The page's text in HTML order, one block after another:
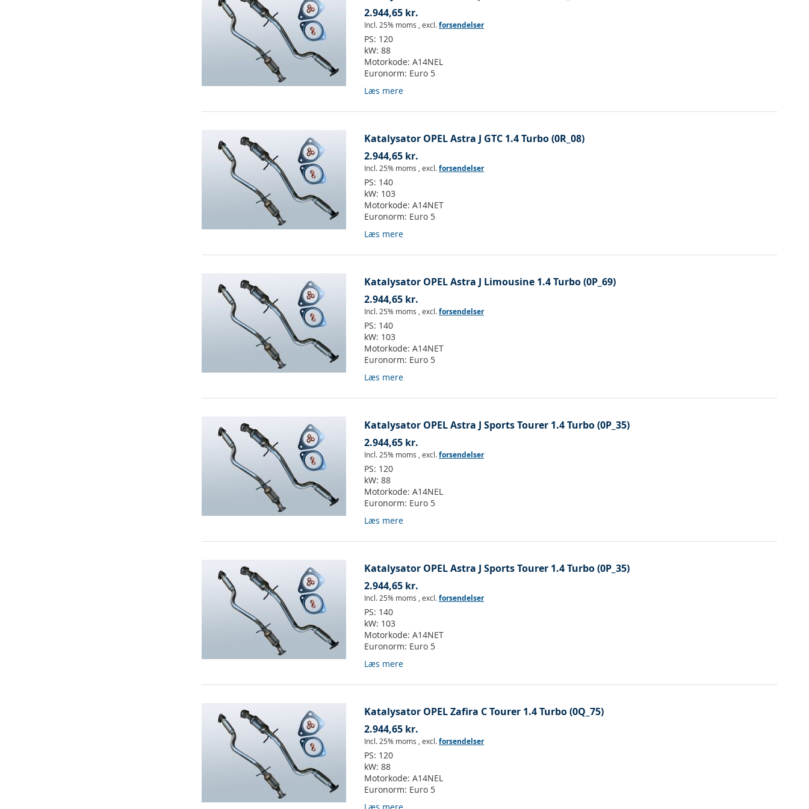
2.944,65 kr.
Incl. 25% moms ,excl.forsendelser
PS: 120
kW:88
Motorkode:A14NEL
Euronorm: Euro 5
Læs mere
Katalysator OPEL Astra J GTC 1.4 Turbo (0R_08)
2.944,65 kr.
Incl. 25% moms ,excl.forsendelser
PS: 140
kW: 103
Motorkode:A14NET
Euronorm: Euro 5
Læs mere
Katalysator OPEL Astra J Limousine 1.4 Turbo (0P_69)
2.944,65 kr.
Incl. 25% moms ,excl.forsendelser
PS: 140
kW: 103
Motorkode:A14NET
Euronorm: Euro 5
Læs mere
Katalysator OPEL Astra J Sports Tourer 1.4 Turbo (0P_35)
2.944,65 kr.
Incl. 25% moms ,excl.forsendelser
PS: 120
kW:88
Motorkode:A14NEL
Euronorm: Euro 5
Læs mere
Katalysator OPEL Astra J Sports Tourer 1.4 Turbo (0P_35)
2.944,65 kr.
Incl. 25% moms ,excl.forsendelser
PS: 140
kW: 103
Motorkode:A14NET
Euronorm: Euro 5
Læs mere
Katalysator OPEL Zafira C Tourer 1.4 Turbo (0Q_75)
2.944,65 kr.
Incl. 25% moms ,excl.forsendelser
PS: 120
kW:88
Motorkode:A14NEL
Euronorm: Euro 5